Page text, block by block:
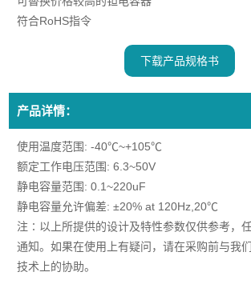
符合RoHS指令
下载产品规格书
产品详情：
使用温度范围: -40℃~+105℃
额定工作电压范围: 6.3~50V
静电容量范围: 0.1~220uF
静电容量允许偏差: ±20% at 120Hz,20℃
注∶以上所提供的设计及特性参数仅供参考，
通知。如果在使用上有疑问，请在采购前与我
技术上的协助。